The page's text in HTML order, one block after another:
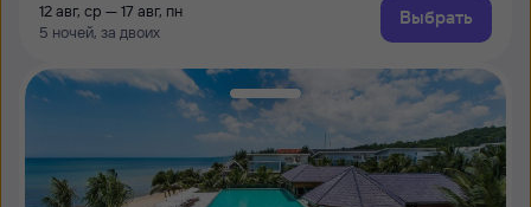
12 авг, ср — 17 авг, пн
5 ночей, за двоих
Выбрать